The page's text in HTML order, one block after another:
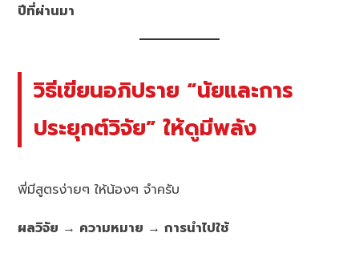
ปีที่ผ่านมา
วิธีเขียนอภิปราย “นัยและการ
ประยุกต์วิจัย” ให้ดูมีพลัง
พี่มีสูตรง่ายๆ ให้น้องๆ จำครับ
ผลวิจัย → ความหมาย → การนำไปใช้